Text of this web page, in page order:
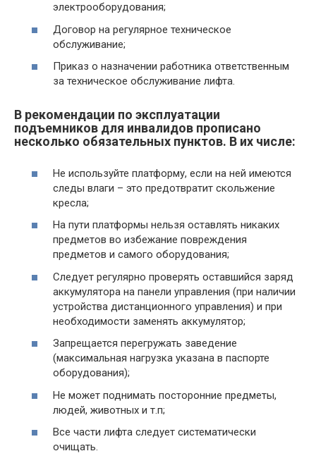
электрооборудования;
Договор на регулярное техническое
обслуживание;
Приказ о назначении работника ответственным
за техническое обслуживание лифта.
В рекомендации по эксплуатации
подъемников для инвалидов прописано
несколько обязательных пунктов. В их числе:
Не используйте платформу, если на ней имеются
следы влаги – это предотвратит скольжение
кресла;
На пути платформы нельзя оставлять никаких
предметов во избежание повреждения
предметов и самого оборудования;
Следует регулярно проверять оставшийся заряд
аккумулятора на панели управления (при наличии
устройства дистанционного управления) и при
необходимости заменять аккумулятор;
Запрещается перегружать заведение
(максимальная нагрузка указана в паспорте
оборудования);
Не может поднимать посторонние предметы,
людей, животных и т.п;
Все части лифта следует систематически
очищать.